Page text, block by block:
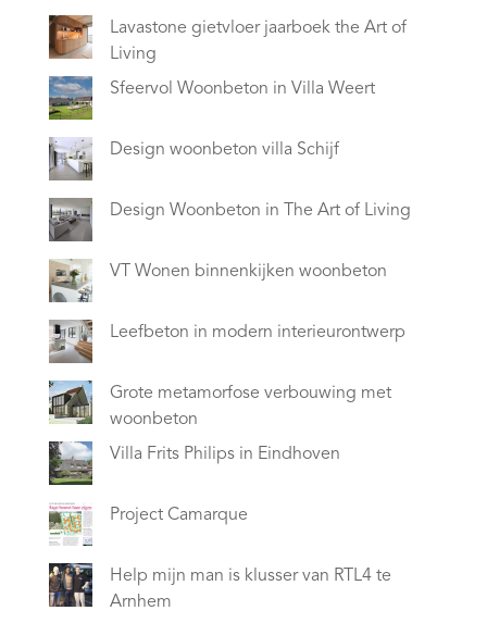
Lavastone gietvloer jaarboek the Art of
Living
Sfeervol Woonbeton in Villa Weert
Design woonbeton villa Schijf
Design Woonbeton in The Art of Living
VT Wonen binnenkijken woonbeton
Leefbeton in modern interieurontwerp
Grote metamorfose verbouwing met
woonbeton
Villa Frits Philips in Eindhoven
Project Camarque
Help mijn man is klusser van RTL4 te
Arnhem